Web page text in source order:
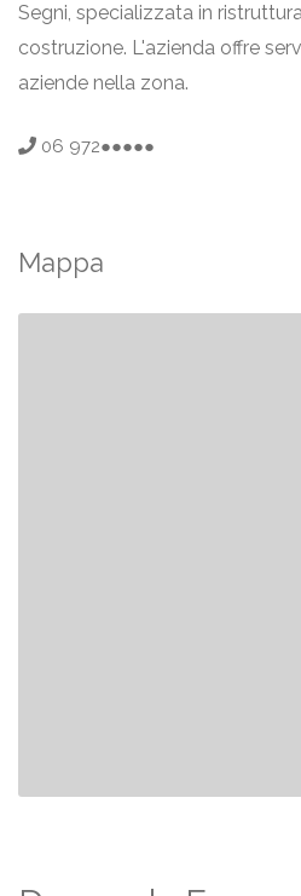
Segni, specializzata in
costruzione. L'azienda offre
aziende nella zona.
06 972●●●●●
Mappa